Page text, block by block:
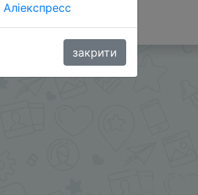
Аліекспресс
закрити